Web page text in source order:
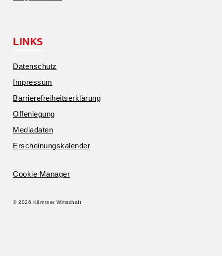
LINKS
Daten­schutz
Impressum
Barrie­re­frei­heits­er­klärung
Offen­legung
Media­daten
Erschei­nungs­ka­lender
Cookie Manager
© 2026 Kärntner Wirtschaft